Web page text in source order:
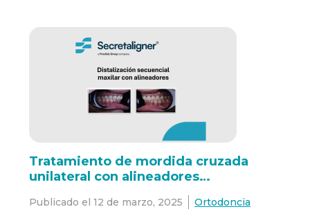
Tratamiento de mordida cruzada
unilateral con alineadores
SecretaAligner: reporte de un caso
Publicado el 12 de marzo, 2025 Ortodoncia